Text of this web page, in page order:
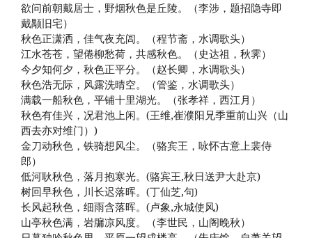
欲问前朝戴居士，野烟秋色是丘陵。（李涉，题招隐寺即
戴颙旧宅）
秋色正潇洒，佳气夜充闾。（程节斋，水调歌头）
江水苍苍，望倦柳愁荷，共感秋色。（史达祖，秋霁）
今夕知何夕，秋色正平分。（赵长卿，水调歌头）
秋色浩无际，风露洗晴空。（管鉴，水调歌头）
满载一船秋色，平铺十里湖光。（张孝祥，西江月）
秋色有佳兴，况君池上闲。(王维,崔濮阳兄季重前山兴（山
西去亦对维门）)
金刀动秋色，铁骑想风尘。（骆宾王，咏怀古意上裴侍
郎）
低河耿秋色，落月抱寒光。(骆宾王,秋日送尹大赴京)
树回早秋色，川长迟落晖。(丁仙芝,句)
长风起秋色，细雨含落晖。(卢象,永城使风)
山亭秋色满，岩牖凉风度。（李世民，山阁晚秋）